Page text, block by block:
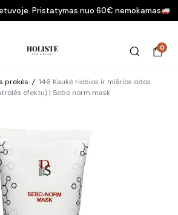
Pristatymas nuo 60€ nemokamas
0
prekės / 146 Kaukė riebios ir mišrios odos
efektu) | Sebo norm mask